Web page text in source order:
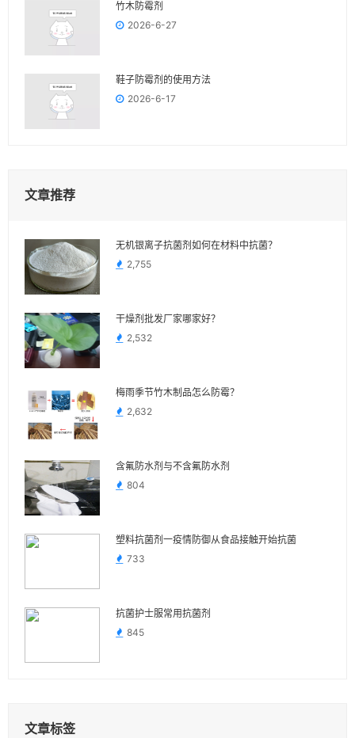
竹木防霉剂
2026-6-27
鞋子防霉剂的使用方法
2026-6-17
文章推荐
无机银离子抗菌剂如何在材料中抗菌？
2,755
干燥剂批发厂家哪家好？
2,532
梅雨季节竹木制品怎么防霉？
2,632
含氟防水剂与不含氟防水剂
804
塑料抗菌剂一疫情防御从食品接触开始抗菌
733
抗菌护士服常用抗菌剂
845
文章标签